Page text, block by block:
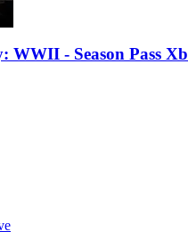
WWII - Season Pass